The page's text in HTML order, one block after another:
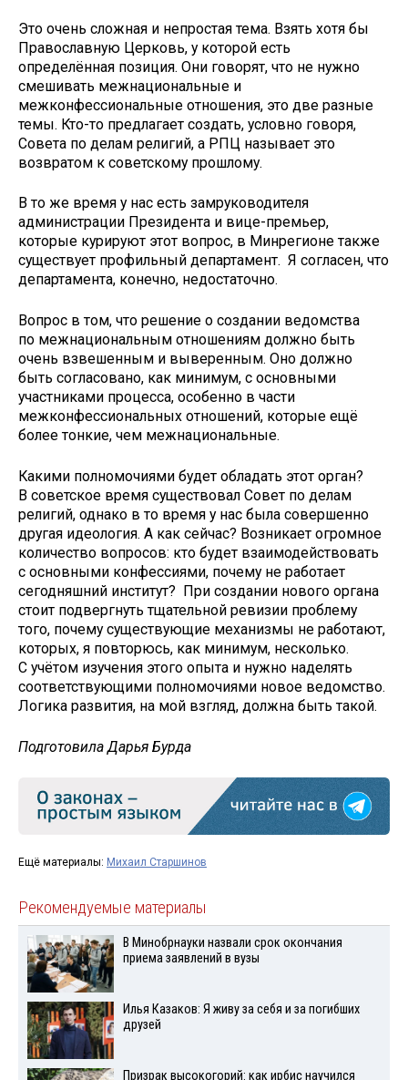
Это очень сложная и непростая тема. Взять хотя бы
Православную Церковь, у которой есть
определённая позиция. Они говорят, что не нужно
смешивать межнациональные и
межконфессиональные отношения, это две разные
темы. Кто-то предлагает создать, условно говоря,
Совета по делам религий, а РПЦ называет это
возвратом к советскому прошлому.
В то же время у нас есть замруководителя
администрации Президента и вице-премьер,
которые курируют этот вопрос, в Минрегионе также
существует профильный департамент. Я согласен, что
департамента, конечно, недостаточно.
Вопрос в том, что решение о создании ведомства
по межнациональным отношениям должно быть
очень взвешенным и выверенным. Оно должно
быть согласовано, как минимум, с основными
участниками процесса, особенно в части
межконфессиональных отношений, которые ещё
более тонкие, чем межнациональные.
Какими полномочиями будет обладать этот орган?
В советское время существовал Совет по делам
религий, однако в то время у нас была совершенно
другая идеология. А как сейчас? Возникает огромное
количество вопросов: кто будет взаимодействовать
с основными конфессиями, почему не работает
сегодняшний институт? При создании нового органа
стоит подвергнуть тщательной ревизии проблему
того, почему существующие механизмы не работают,
которых, я повторюсь, как минимум, несколько.
С учётом изучения этого опыта и нужно наделять
соответствующими полномочиями новое ведомство.
Логика развития, на мой взгляд, должна быть такой.
Подготовила Дарья Бурда
Ещё материалы: Михаил Старшинов
Рекомендуемые материалы
В Минобрнауки назвали срок окончания
приема заявлений в вузы
Илья Казаков: Я живу за себя и за погибших
друзей
Призрак высокогорий: как ирбис научился